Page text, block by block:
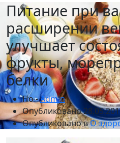
Питание при
расширении
улучшает
фрукты,
белки
По -Admin
Опубликовано
Опубликовано вО